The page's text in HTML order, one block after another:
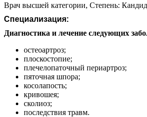
Врач высшей категории, Степень:
Специализация:
Диагностика и лечение следующих
остеоартроз;
плоскостопие;
плечелопаточный периартроз;
пяточная шпора;
косолапость;
кривошея;
сколиоз;
последствия травм.